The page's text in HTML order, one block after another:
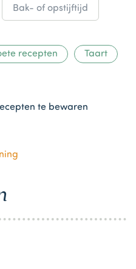
Bak- of opstijftijd
recepten Taart
te bewaren